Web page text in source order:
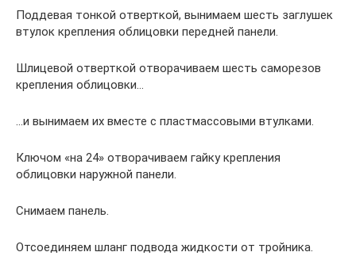
Поддевая тонкой отверткой, вынимаем шесть заглушек
втулок крепления облицовки передней панели.
Шлицевой отверткой отворачиваем шесть саморезов
крепления облицовки…
…и вынимаем их вместе с пластмассовыми втулками.
Ключом «на 24» отворачиваем гайку крепления
облицовки наружной панели.
Снимаем панель.
Отсоединяем шланг подвода жидкости от тройника.